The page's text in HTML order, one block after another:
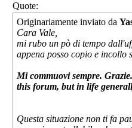
Quote:
Originariamente inviato da
Cara Vale,
mi rubo un pò di tempo
appena posso copio e incollo
Mi commuovi sempre.
this forum, but in life
Questa situazione non ti fa